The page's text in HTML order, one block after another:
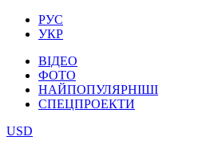
РУС
УКР
ВІДЕО
ФОТО
НАЙПОПУЛЯРНІШІ
СПЕЦПРОЕКТИ
USD